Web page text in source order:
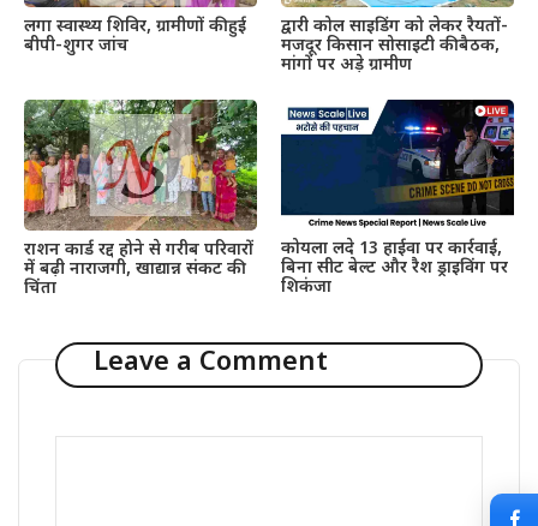
लगा स्वास्थ्य शिविर, ग्रामीणों की हुई
बीपी-शुगर जांच
द्वारी कोल साइडिंग को लेकर रैयतों-
मजदूर किसान सोसाइटी की बैठक,
मांगों पर अड़े ग्रामीण
राशन कार्ड रद्द होने से गरीब परिवारों
में बढ़ी नाराजगी, खाद्यान्न संकट की
चिंता
कोयला लदे 13 हाईवा पर कार्रवाई,
बिना सीट बेल्ट और रैश ड्राइविंग पर
शिकंजा
Leave a Comment